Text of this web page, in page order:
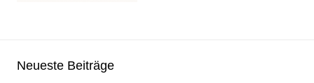
Neueste Beiträge